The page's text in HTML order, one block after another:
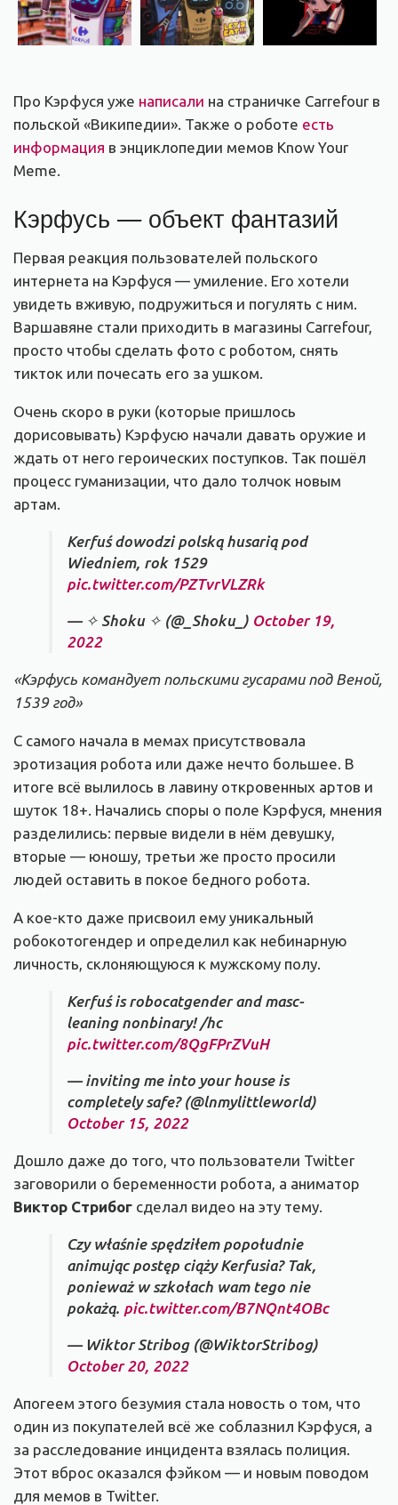
Про Кэрфуся уже написали на страничке Carrefour в
польской «Википедии». Также о роботе есть
информация в энциклопедии мемов Know Your
Meme.
Кэрфусь — объект фантазий
Первая реакция пользователей польского
интернета на Кэрфуся — умиление. Его хотели
увидеть вживую, подружиться и погулять с ним.
Варшавяне стали приходить в магазины Carrefour,
просто чтобы сделать фото с роботом, снять
тикток или почесать его за ушком.
Очень скоро в руки (которые пришлось
дорисовывать) Кэрфусю начали давать оружие и
ждать от него героических поступков. Так пошёл
процесс гуманизации, что дало толчок новым
артам.
Kerfuś dowodzi polską husarią pod
Wiedniem, rok 1529
pic.twitter.com/PZTvrVLZRk
— ✧ Shoku ✧ (@_Shoku_) October 19,
2022
«Кэрфусь командует польскими гусарами под Веной,
1539 год»
С самого начала в мемах присутствовала
эротизация робота или даже нечто большее. В
итоге всё вылилось в лавину откровенных артов и
шуток 18+. Начались споры о поле Кэрфуся, мнения
разделились: первые видели в нём девушку,
вторые — юношу, третьи же просто просили
людей оставить в покое бедного робота.
А кое-кто даже присвоил ему уникальный
робокотогендер и определил как небинарную
личность, склоняющуюся к мужскому полу.
Kerfuś is robocatgender and masc-
leaning nonbinary! /hc
pic.twitter.com/8QgFPrZVuH
— inviting me into your house is
completely safe? (@lnmylittleworld)
October 15, 2022
Дошло даже до того, что пользователи Twitter
заговорили о беременности робота, а аниматор
Виктор Стрибог сделал видео на эту тему.
Czy właśnie spędziłem popołudnie
animując postęp ciąży Kerfusia? Tak,
ponieważ w szkołach wam tego nie
pokażą. pic.twitter.com/B7NQnt4OBc
— Wiktor Stribog (@WiktorStribog)
October 20, 2022
Апогеем этого безумия стала новость о том, что
один из покупателей всё же соблазнил Кэрфуся, а
за расследование инцидента взялась полиция.
Этот вброс оказался фэйком — и новым поводом
для мемов в Twitter.